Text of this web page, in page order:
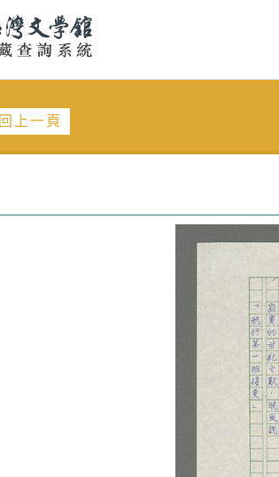
回上一頁